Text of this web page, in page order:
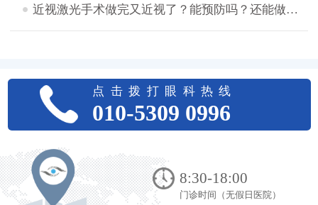
近视激光手术做完又近视了？能预防吗？还能做二次手术吗？
点击拨打眼科热线
010-5309 0996
8:30-18:00
门诊时间（无假日医院）